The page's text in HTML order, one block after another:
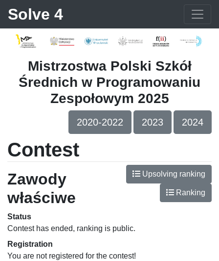
Solve 4
Mistrzostwa Polski Szkół
Średnich w Programowaniu
Zespołowym 2025
2020-2022 2023 2024
Contest
Zawody
właściwe
Upsolving ranking
Ranking
Status
Contest has ended, ranking is public.
Registration
You are not registered for the contest!